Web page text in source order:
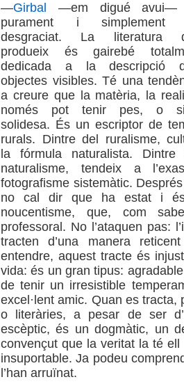
—Girbal —em digué avui—
purament i simplement
desgraciat. La literatura
produeix és gairebé
dedicada a la descripció
objectes visibles. Té una
a creure que la matèria, la
només pot tenir pes, o
solidesa. És un escriptor de
rurals. Dintre del ruralisme,
la fórmula naturalista. Dintre
naturalisme, tendeix a
fotografisme sistemàtic.
no cal dir que ha estat i
noucentisme, que, com
professoral. No l’ataquen pas:
tracten d’una manera
entendre, aquest tracte és
vida: és un gran tipus:
de tenir un irresistible
excel·lent amic. Quan es tracta,
o literàries, a pesar de ser
escèptic, és un dogmàtic, un
convençut que la veritat la té
insuportable. Ja podeu
l’han arruïnat.